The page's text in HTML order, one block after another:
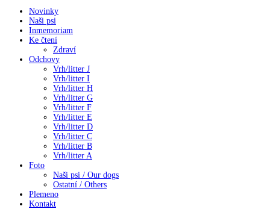
Novinky
Naši psi
Inmemoriam
Ke čtení
Zdraví
Odchovy
Vrh/litter J
Vrh/litter I
Vrh/litter H
Vrh/litter G
Vrh/litter F
Vrh/litter E
Vrh/litter D
Vrh/litter C
Vrh/litter B
Vrh/litter A
Foto
Naši psi / Our dogs
Ostatní / Others
Plemeno
Kontakt